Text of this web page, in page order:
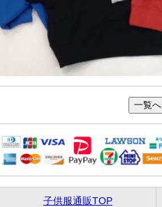
子供服通販TOP